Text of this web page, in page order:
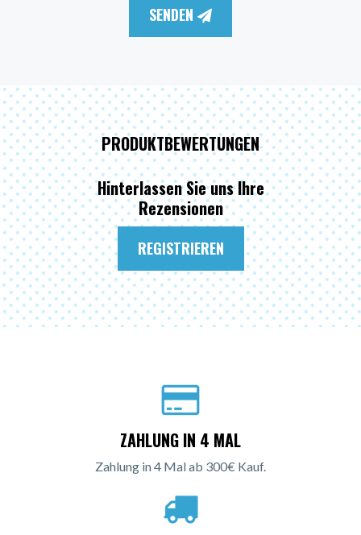
SENDEN
PRODUKTBEWERTUNGEN
Hinterlassen Sie uns Ihre
Rezensionen
REGISTRIEREN
ZAHLUNG IN 4 MAL
Zahlung in 4 Mal ab 300€ Kauf.